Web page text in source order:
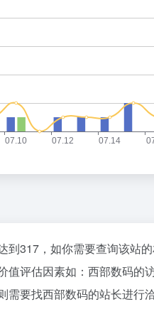
到317，如你需要查询该站
值评估因素如：西部数码的
需要找西部数码的站长进行